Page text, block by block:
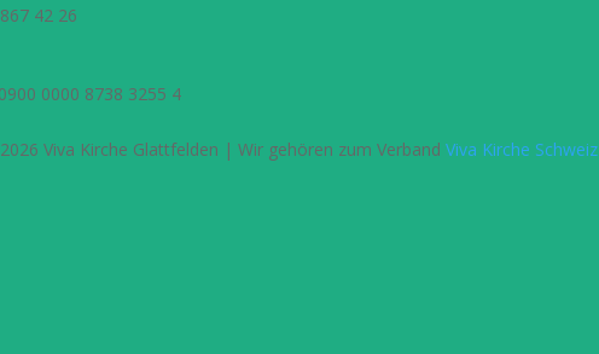
42 26
0000 8738 3255 4
Viva Kirche Glattfelden | Wir gehören zum VerbandViva Kirche Schweiz